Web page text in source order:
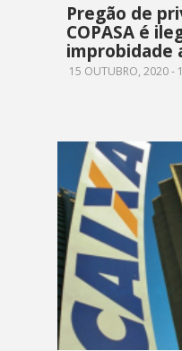
Pregão de
COPASA é
improbidade
15 OUTUBRO, 2020 -